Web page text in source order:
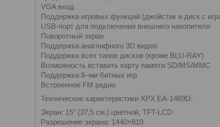
VGA вход
Поддержка игровых функций (джойстик и диск с
USB-порт для подключения внешнего накопителя
Поворотный экран
Поддержка анаглифного 3D видео
Поддержка всех типов дисков (кроме BLU-RAY)
Возможность вставить карту памяти SD/MS/MMC
Поддержка 8–ми битных игр
Встроенное FM радио
Технические характеристики XPX EA-1469D:
Экран: 15″ (37,5 см.) цветной, TFT-LCD
Разрешение экрана: 1440×810